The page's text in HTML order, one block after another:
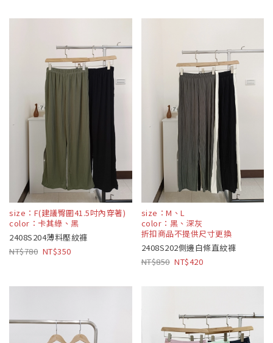
size：F(建議臀圍41.5吋內穿著)
color：卡其綠、黑
2408S204薄料壓紋褲
780
350
size：M、L
color：黑、深灰
折扣商品不提供尺寸更換
2408S202側邊白條直紋褲
850
420